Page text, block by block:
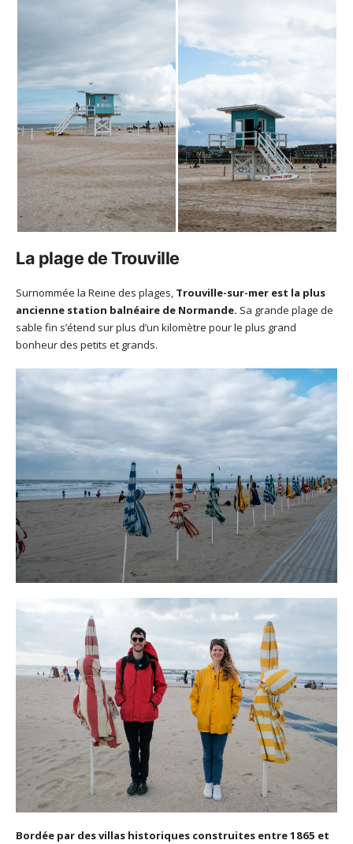
La plage de Trouville
Surnommée la Reine des plages, Trouville-sur-mer est la plus
ancienne station balnéaire de Normande. Sa grande plage de
sable fin s’étend sur plus d’un kilomètre pour le plus grand
bonheur des petits et grands.
Bordée par des villas historiques construites entre 1865 et